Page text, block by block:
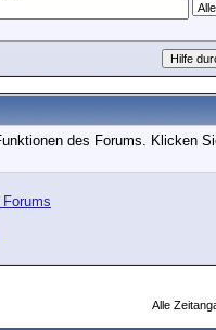
des Forums. Klicken
Alle